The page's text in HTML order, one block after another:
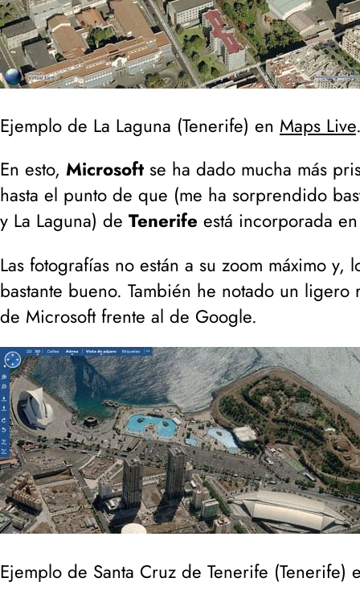
Ejemplo de La Laguna (Tenerife) en Maps Live
En esto, Microsoft se ha dado mucha más
hasta el punto de que (me ha sorprendido
y La Laguna) de Tenerife está incorporada
Las fotografías no están a su zoom máximo
bastante bueno. También he notado un ligero
de Microsoft frente al de Google.
Ejemplo de Santa Cruz de Tenerife (Tenerife)